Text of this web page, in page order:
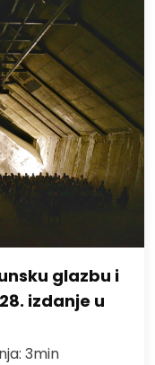
glazbu i
izdanje u
3min